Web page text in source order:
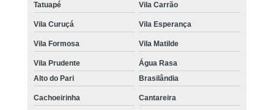
Tatuapé Vila Carrão
Vila Curuçá Vila Esperança
Vila Formosa Vila Matilde
Vila Prudente
Água Rasa
Alto do Pari
Brasilândia
Cachoeirinha Cantareira